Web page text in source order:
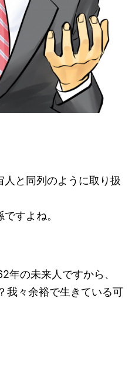
と同列のように取り扱
すよね。
年の未来人ですから、
我々余裕で生きている可